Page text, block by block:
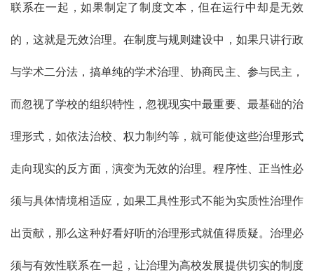
联系在一起，如果制定了制度文本，但在运行中却是无效
的，这就是无效治理。在制度与规则建设中，如果只讲行政
与学术二分法，搞单纯的学术治理、协商民主、参与民主，
而忽视了学校的组织特性，忽视现实中最重要、最基础的治
理形式，如依法治校、权力制约等，就可能使这些治理形式
走向现实的反方面，演变为无效的治理。程序性、正当性必
须与具体情境相适应，如果工具性形式不能为实质性治理作
出贡献，那么这种好看好听的治理形式就值得质疑。治理必
须与有效性联系在一起，让治理为高校发展提供切实的制度